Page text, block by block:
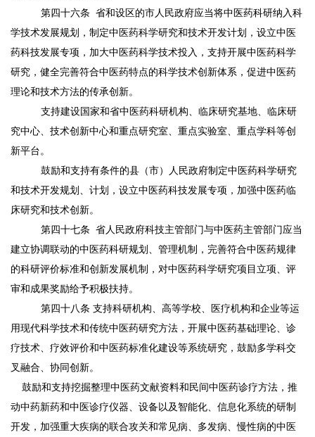
第四十六条 省和设区的市人民政府应当将中医药科研纳入科
学技术发展规划，制定中医药科学研究和技术开发计划，设立中医
药科技发展专项，加大中医药科学技术投入，支持开展中医药科学
研究，健全完善符合中医药特点的科学技术创新体系，促进中医药
理论和技术方法的传承创新。
支持建设国家和省中医药科研机构、临床研究基地、临床研
究中心、技术创新中心和重点研究室、重点实验室、重点学科等创
新平台。
鼓励和支持有条件的县（市）人民政府制定中医药科学研究
和技术开发规划、计划，设立中医药科技发展专项，加强中医药临
床研究和技术创新。
第四十七条 省人民政府科技主管部门与中医药主管部门应当
建立协调联动的中医药科研规划、管理机制，完善符合中医药规律
的科研评价标准和创新发展机制，对中医药科学研究项目立项、评
审和成果奖励给予积极扶持。
第四十八条 支持科研机构、高等学校、医疗机构和企业等运
用现代科学技术和传统中医药研究方法，开展中医药基础理论、诊
疗技术、疗效评价和中医药标准化建设等系统研究，鼓励多学科交
叉融合、协同创新。
鼓励和支持挖掘整理中医药文献资料和民间中医药诊疗方法，推
动中药新药和中医诊疗仪器、设备以及智能化、信息化系统的研制
开发，加强重大疾病的联合攻关和常见病、多发病、慢性病的中医